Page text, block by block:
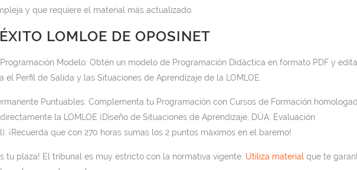
y que requiere el material más actualizado.
LOMLOE DE OPOSINET
Modelo: Obtén un modelo de Programación Didáctica en formato PDF y
el Perfil de Salida y las Situaciones de Aprendizaje de la LOMLOE.
Puntuables: Complementa tu Programación con Cursos de Formación
la LOMLOE (Diseño de Situaciones de Aprendizaje, DÚA, Evaluación
¡Recuerda que con 270 horas sumas los 2 puntos máximos en el baremo!
tu plaza! El tribunal es muy estricto con la normativa vigente. Utiliza material que te